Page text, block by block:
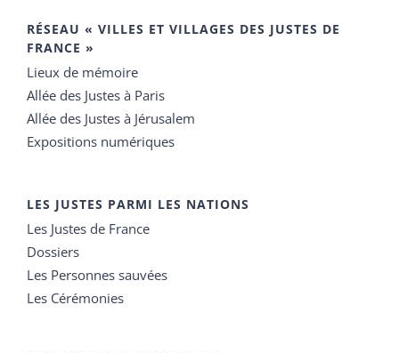
RÉSEAU « VILLES ET VILLAGES DES JUSTES DE
FRANCE »
Lieux de mémoire
Allée des Justes à Paris
Allée des Justes à Jérusalem
Expositions numériques
LES JUSTES PARMI LES NATIONS
Les Justes de France
Dossiers
Les Personnes sauvées
Les Cérémonies